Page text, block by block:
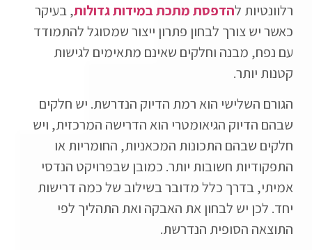
רלוונטיות להדפסת מתכת במידות גדולות, בעיקר
כאשר יש צורך לבחון פתרון ייצור שמסוגל להתמודד
עם נפח, מבנה וחלקים שאינם מתאימים לגישות
קטנות יותר.
הגורם השלישי הוא רמת הדיוק הנדרשת. יש חלקים
שבהם הדיוק הגיאומטרי הוא הדרישה המרכזית, ויש
חלקים שבהם התכונות המכאניות, החומריות או
התפקודיות חשובות יותר. כמובן שבפרויקט הנדסי
אמיתי, בדרך כלל מדובר בשילוב של כמה דרישות
יחד. לכן יש לבחון את האבקה ואת התהליך לפי
התוצאה הסופית הנדרשת.